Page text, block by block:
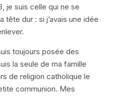
je suis celle qui ne se
tête dur : si j’avais une idée
toujours posée des
la seule de ma famille
de religion catholique le
communion. Mes